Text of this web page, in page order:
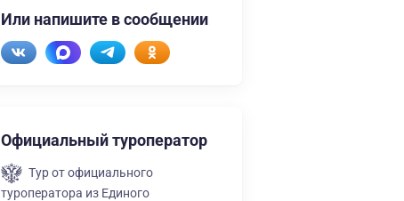
Или напишите в сообщении
Официальный туроператор
Тур от официального
туроператора из Единого